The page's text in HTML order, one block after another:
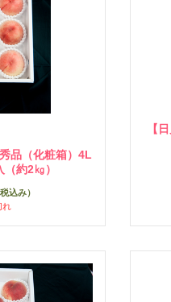
品（化粧箱）4L
約2㎏）
税込み）
れ
【